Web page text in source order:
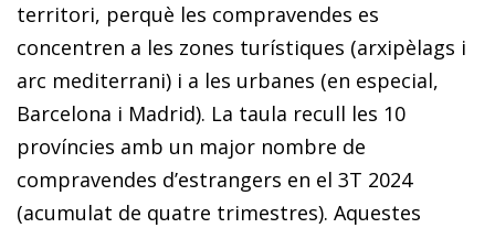
territori, perquè les compravendes es
concentren a les zones turístiques (arxipèlags i
arc mediterrani) i a les urbanes (en especial,
Bar­­celona i Madrid). La taula recull les 10
províncies amb un major nombre de
compravendes d’estrangers en el 3T 2024
(acumulat de quatre trimestres). Aquestes